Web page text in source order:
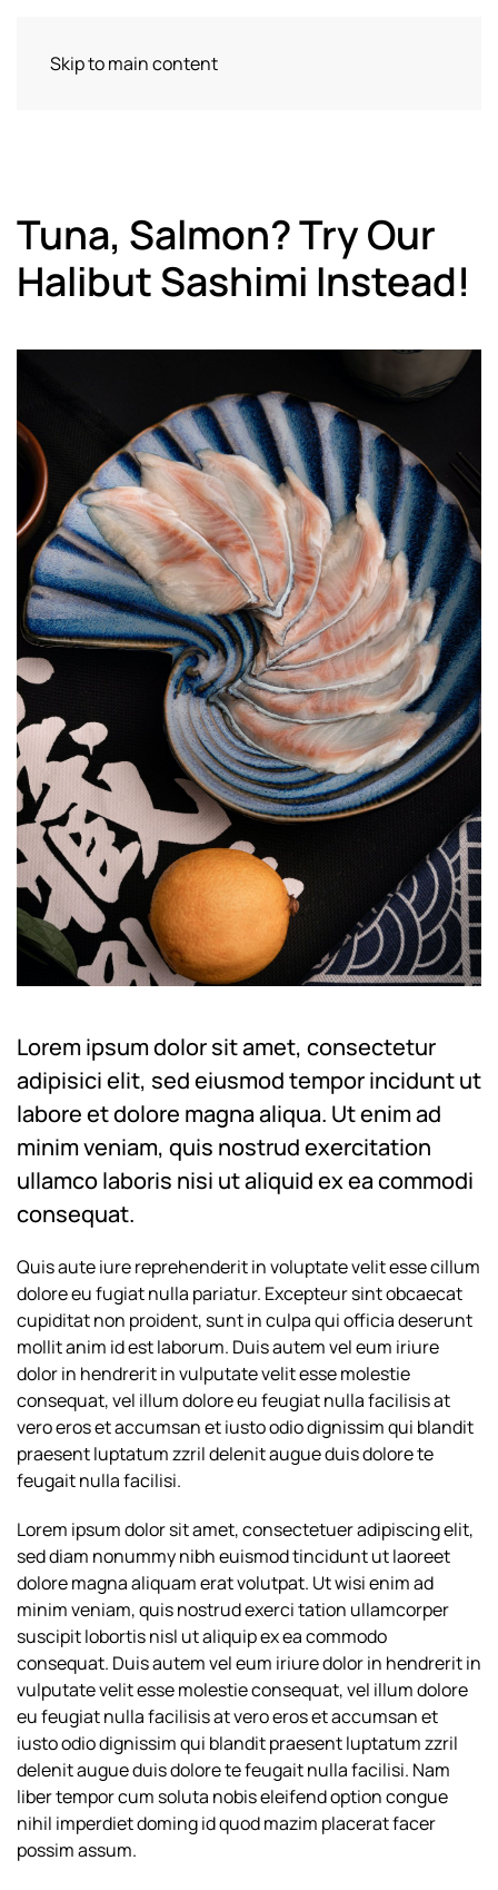
Skip to main content
Tuna, Salmon? Try Our
Halibut Sashimi Instead!
Lorem ipsum dolor sit amet, consectetur
adipisici elit, sed eiusmod tempor incidunt ut
labore et dolore magna aliqua. Ut enim ad
minim veniam, quis nostrud exercitation
ullamco laboris nisi ut aliquid ex ea commodi
consequat.
Quis aute iure reprehenderit in voluptate velit esse cillum
dolore eu fugiat nulla pariatur. Excepteur sint obcaecat
cupiditat non proident, sunt in culpa qui officia deserunt
mollit anim id est laborum. Duis autem vel eum iriure
dolor in hendrerit in vulputate velit esse molestie
consequat, vel illum dolore eu feugiat nulla facilisis at
vero eros et accumsan et iusto odio dignissim qui blandit
praesent luptatum zzril delenit augue duis dolore te
feugait nulla facilisi.
Lorem ipsum dolor sit amet, consectetuer adipiscing elit,
sed diam nonummy nibh euismod tincidunt ut laoreet
dolore magna aliquam erat volutpat. Ut wisi enim ad
minim veniam, quis nostrud exerci tation ullamcorper
suscipit lobortis nisl ut aliquip ex ea commodo
consequat. Duis autem vel eum iriure dolor in hendrerit in
vulputate velit esse molestie consequat, vel illum dolore
eu feugiat nulla facilisis at vero eros et accumsan et
iusto odio dignissim qui blandit praesent luptatum zzril
delenit augue duis dolore te feugait nulla facilisi. Nam
liber tempor cum soluta nobis eleifend option congue
nihil imperdiet doming id quod mazim placerat facer
possim assum.